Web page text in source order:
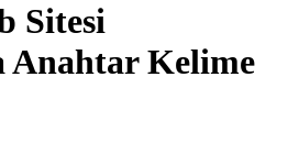
Sitesi
Anahtar Kelime